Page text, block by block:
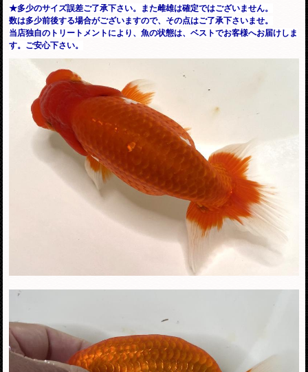
★多少のサイズ誤差ご了承下さい。また雌雄は確定ではございません。
数は多少前後する場合がございますので、その点はご了承下さいませ。
当店独自のトリートメントにより、魚の状態は、ベストでお客様へお届けしま
す。ご安心下さい。